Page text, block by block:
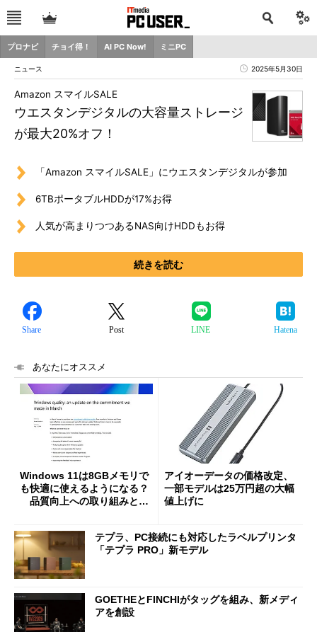
プロナビ チョイ得！ AI PC Now! ミニPC
ニュース 2025年5月30日
ウエスタンデジタルの大容量ストレージ
が最大20%オフ！
Amazon スマイルSALE
「Amazon スマイルSALE」にウエスタンデジタルが参加
6TBポータブルHDDが17%お得
人気が高まりつつあるNAS向けHDDもお得
続きを読む
Share Post LINE Hatena
あなたにオススメ
Windows 11は8GBメモリで
も快適に使えるようになる？
品質向上への取り組みと
アイオーデータの価格改定、
一部モデルは25万円超の大幅
値上げに
テプラ、PC接続にも対応したラベルプリンタ
「テプラ PRO」新モデル
GOETHEとFINCHIがタッグを組み、新メディ
アを創設